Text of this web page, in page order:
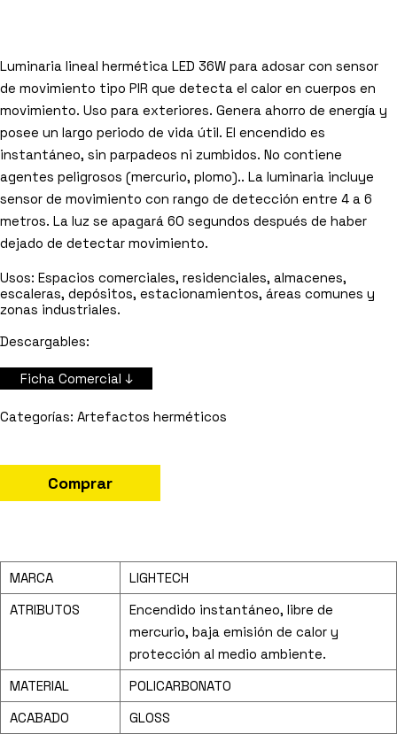
Luminaria lineal hermética LED 36W para adosar con sensor
de movimiento tipo PIR que detecta el calor en cuerpos en
movimiento. Uso para exteriores. Genera ahorro de energía y
posee un largo periodo de vida útil. El encendido es
instantáneo, sin parpadeos ni zumbidos. No contiene
agentes peligrosos (mercurio, plomo).. La luminaria incluye
sensor de movimiento con rango de detección entre 4 a 6
metros. La luz se apagará 60 segundos después de haber
dejado de detectar movimiento.
Usos: Espacios comerciales, residenciales, almacenes,
escaleras, depósitos, estacionamientos, áreas comunes y
zonas industriales.
Descargables:
Ficha Comercial ↓
Artefactos herméticos
Comprar
MARCA
LIGHTECH
ATRIBUTOS
Encendido instantáneo, libre de
mercurio, baja emisión de calor y
protección al medio ambiente.
MATERIAL
POLICARBONATO
ACABADO
GLOSS